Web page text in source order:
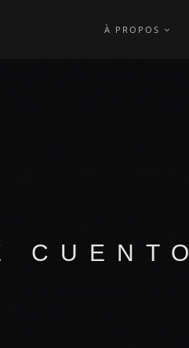
À PROPOS
CUENTO